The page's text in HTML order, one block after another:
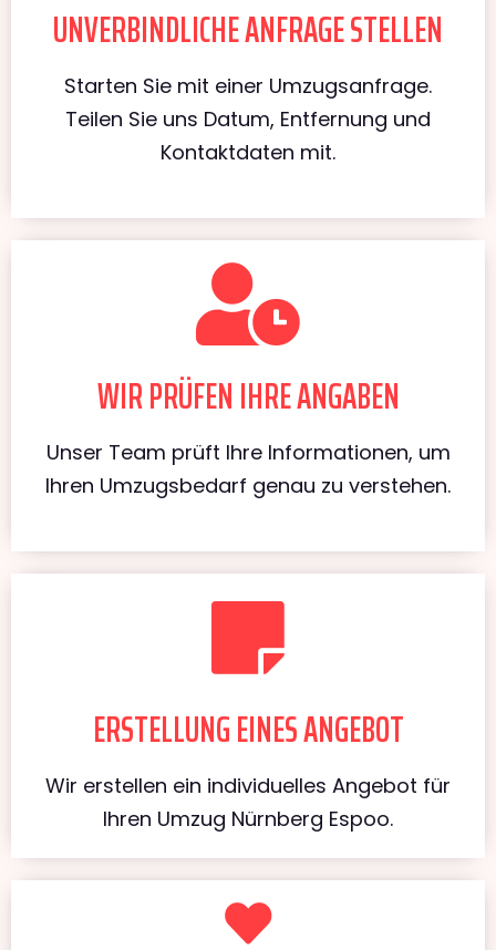
UNVERBINDLICHE ANFRAGE STELLEN
Starten Sie mit einer Umzugsanfrage.
Teilen Sie uns Datum, Entfernung und
Kontaktdaten mit.
WIR PRÜFEN IHRE ANGABEN
Unser Team prüft Ihre Informationen, um
Ihren Umzugsbedarf genau zu verstehen.
ERSTELLUNG EINES ANGEBOT
Wir erstellen ein individuelles Angebot für
Ihren Umzug Nürnberg Espoo.